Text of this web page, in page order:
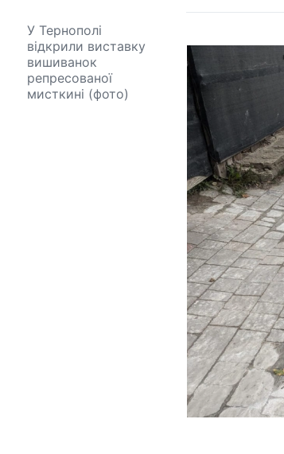
У Тернополі
відкрили виставку
вишиванок
репресованої
мисткині (фото)